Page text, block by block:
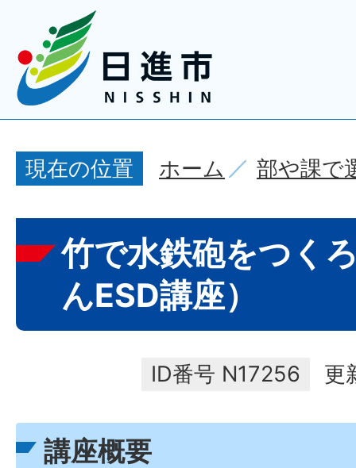
現在の位置 ホーム 部や課で
竹で水鉄砲をつく
んESD講座）
ID番号 N17256 更
講座概要